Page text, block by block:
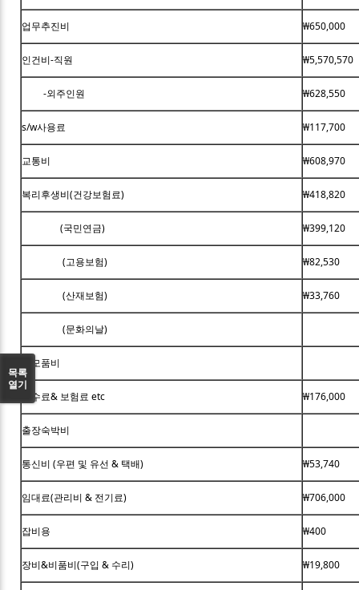
업무추진비 ₩650,000
인건비-직원 ₩5,570,570
-외주인원 ₩628,550
s/w사용료 ₩117,700
교통비 ₩608,970
복리후생비(건강보험료) ₩418,820
(국민연금) ₩399,120
(고용보험) ₩82,530
(산재보험) ₩33,760
(문화의날)
소모품비
수수료& 보험료 etc ₩176,000
출장숙박비
통신비 (우편 및 유선 & 택배) ₩53,740
임대료(관리비 & 전기료) ₩706,000
잡비용 ₩400
장비&비품비(구입 & 수리) ₩19,800
목록
열기